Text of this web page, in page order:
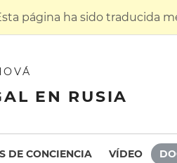
página ha sido traducida
EN RUSIA
DE CONCIENCIA VÍDEO